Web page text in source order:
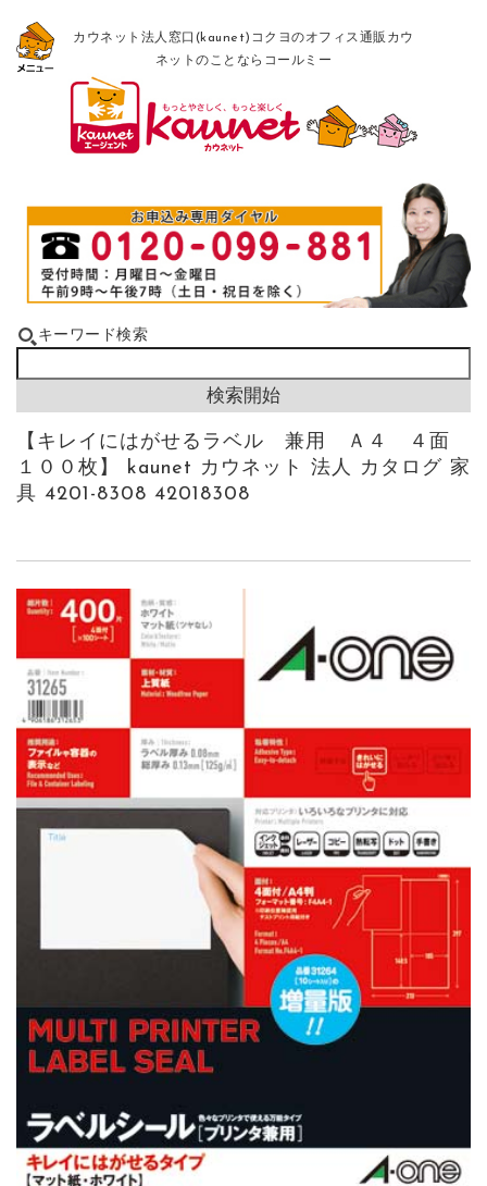
カウネット法人窓口(kaunet)コクヨのオフィス通販カウ
ネットのことならコールミー
キーワード検索
【キレイにはがせるラベル 兼用 Ａ４ ４面
１００枚】 kaunet カウネット 法人 カタログ 家
具 4201-8308 42018308